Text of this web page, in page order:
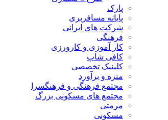
پارک
پایانه مسافربری
شرکت های ایرانی
فرهنگی
کار آموزی و کارورزی
کافی شاپ
کلینیک تخصصی
متره و برآورد
مجتمع فرهنگی و فرهنگسرا
مجتمع های مسکونی بزرگ
مرمتی
مسکونی